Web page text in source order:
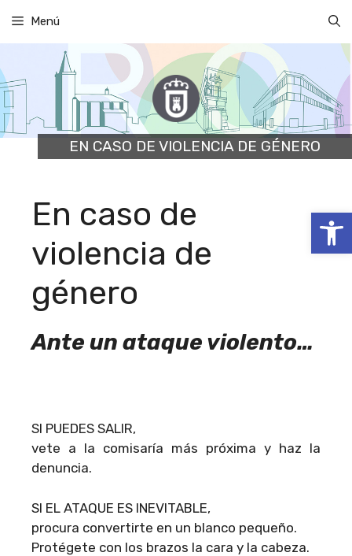
Abrir
contenido
Menú
EN CASO DE VIOLENCIA DE GÉNERO
En caso de
violencia de
género
Ante un ataque violento…
SI PUEDES SALIR,
vete a la comisaría más próxima y haz la
denuncia.
SI EL ATAQUE ES INEVITABLE,
procura convertirte en un blanco pequeño.
Protégete con los brazos la cara y la cabeza.